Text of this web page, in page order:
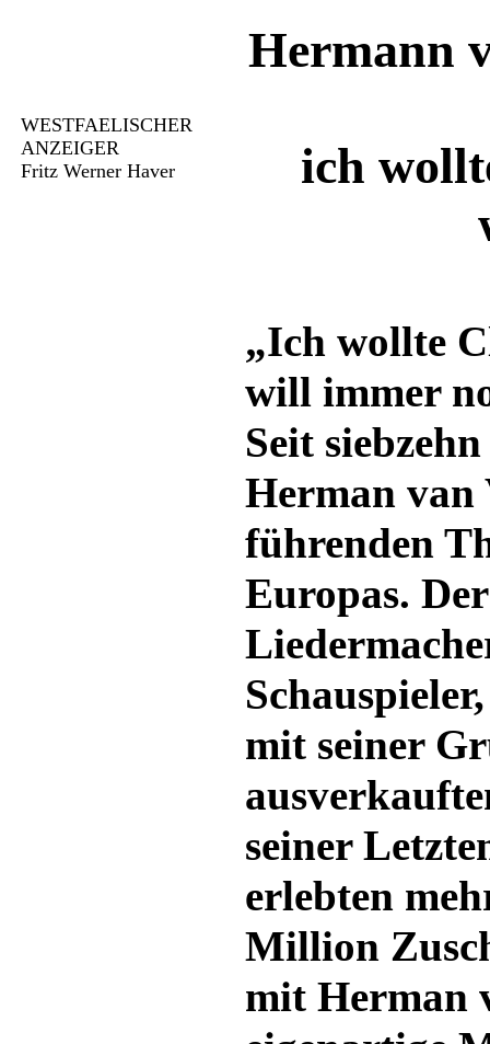
WESTFAELISCHER
ANZEIGER
Fritz Werner Haver
Hermann
ich
„Ich wollte
will immer
Seit
Herman van
führenden
Europas.
mit seiner
seiner
erlebten
Million
mit Herman